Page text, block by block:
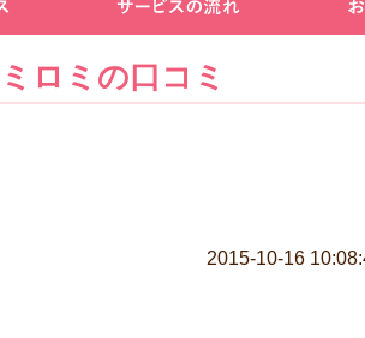
ロミの口コミ
2015-10-16